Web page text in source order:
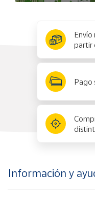
Envío
partir
Pago
Información y